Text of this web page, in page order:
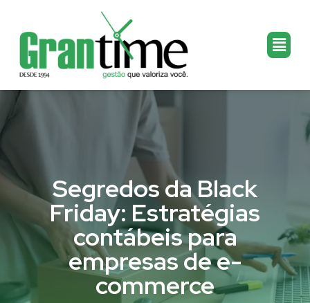
Segredos da Black
Friday: Estratégias
contábeis para
empresas de e-
commerce